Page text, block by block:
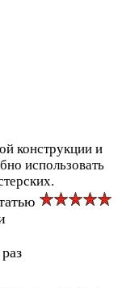
конструкции и
использовать